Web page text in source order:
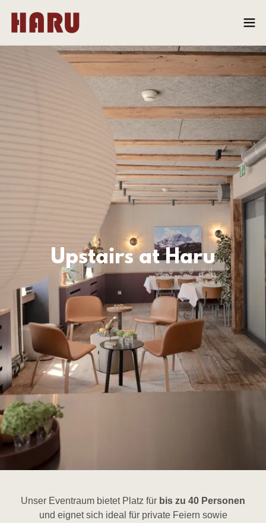
Upstairs at Haru
Unser Eventraum bietet Platz für bis zu 40 Personen
und eignet sich ideal für private Feiern sowie